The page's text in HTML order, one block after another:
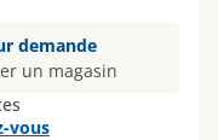
demande
un magasin
vous